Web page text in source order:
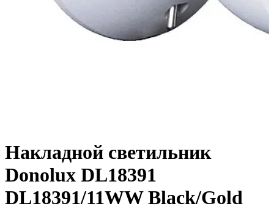
Накладной светильник
Donolux DL18391
DL18391/11WW Black/Gold